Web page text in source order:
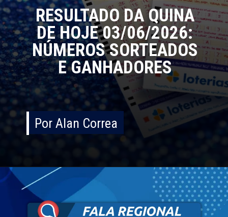
Por Alan Correa
Por Alan Correa
RESULTADO DA QUINA
DE HOJE 03/06/2026:
NÚMEROS SORTEADOS
E GANHADORES